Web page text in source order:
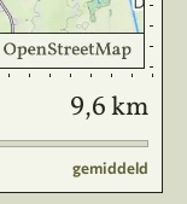
9,6 km
gemiddeld